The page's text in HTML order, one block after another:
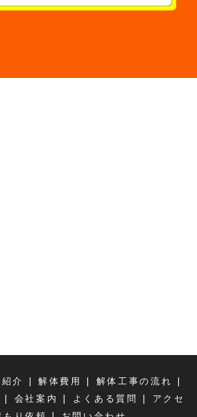
介 | 解体費用 | 解体工事の流れ |
| 会社案内 | よくある質問 |
アクセ